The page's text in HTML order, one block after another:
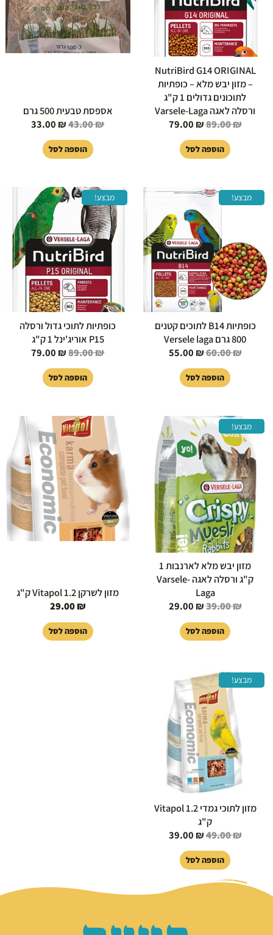
NutriBird G14 ORIGINAL
– מזון יבש מלא – כופתיות
לתוכונים גדולים 1 ק"ג
ורסלה לאגה Varsele-Laga
89.00₪
79.00 ₪
הוספה לסל
אספסת טבעית 500 גרם
43.00₪
33.00 ₪
הוספה לסל
מבצע!
כופתיות B14 לתוכים קטנים
800 גרם Versele laga
60.00₪
המחיר
היה:
60.00 ₪.
55.00 ₪
המחיר
הוא:
55.00 ₪.
הוספה לסל
מבצע!
כופתיות לתוכי גדול ורסלה
P15 אוריג'ינל 1 ק"ג
89.00₪
המחיר
המקורי
היה:
89.00 ₪.
79.00 ₪
הנוכחי
הוא:
79.00 ₪.
הוספה לסל
מבצע!
מזון יבש מלא לארנבות 1
ק"ג ורסלה לאגה Varsele-
Laga
39.00₪
המחיר
המקורי
היה:
39.00 ₪.
29.00 ₪
המחיר
הנוכחי
הוא:
29.00 ₪.
הוספה לסל
מזון לשרקן Vitapol 1.2 ק"ג
29.00₪
הוספה לסל
מבצע!
מזון לתוכי גמדי Vitapol 1.2
ק"ג
49.00₪
המחיר
המקורי
היה:
49.00 ₪.
39.00 ₪
39.00 ₪.
הוספה לסל